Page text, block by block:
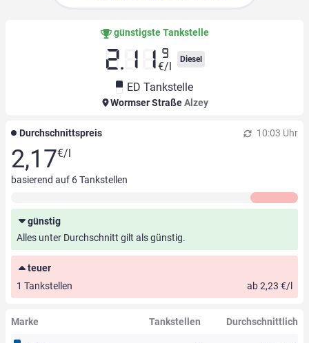
günstigste Tankstelle
2.11 9
€/l
Diesel
ED Tankstelle
Wormser StraßeAlzey
Durchschnittspreis 10:03 Uhr
2,17€/l
basierend auf 6Tankstellen
günstig
Alles unter Durchschnitt gilt als günstig.
teuer
1 Tankstellen
ab 2,23 €/l
Marke Tankstellen Durchschnittlich